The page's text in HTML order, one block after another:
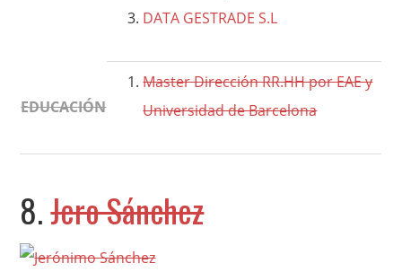
DATA GESTRADE S.L
EDUCACIÓN
Master Dirección RR.HH por EAE y
Universidad de Barcelona
8.Jero Sánchez